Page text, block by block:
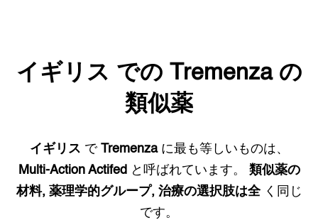
イギリス での Tremenzaの
類似薬
イギリス で Tremenzaに最も等しいものは、
Multi-Action Actifed と呼ばれています。
類似薬の
材料, 薬理学的グループ, 治療の選択肢は全 く同じ
です。